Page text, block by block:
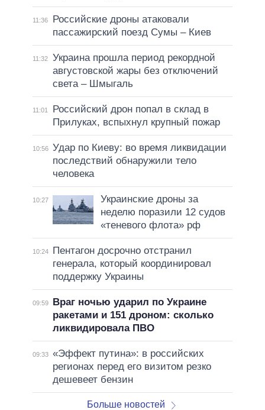
11:36
Российские дроны атаковали
пассажирский поезд Сумы – Киев
11:32
Украина прошла период рекордной
августовской жары без отключений
света – Шмыгаль
11:01
Российский дрон попал в склад в
Прилуках, вспыхнул крупный пожар
10:56 Удар по Киеву: во время ликвидации
последствий обнаружили тело
человека
10:27
Украинские дроны за
неделю поразили 12 судов
«теневого флота» рф
10:24
Пентагон досрочно отстранил
генерала, который координировал
поддержку Украины
09:59
Враг ночью ударил по Украине
ракетами и 151 дроном: сколько
ликвидировала ПВО
09:33 «Эффект путина»: в российских
регионах перед его визитом резко
дешевеет бензин
Больше новостей